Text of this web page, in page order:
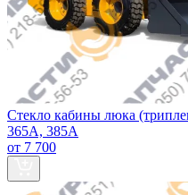
Стекло кабины люка
365А, 385А
от 7 700